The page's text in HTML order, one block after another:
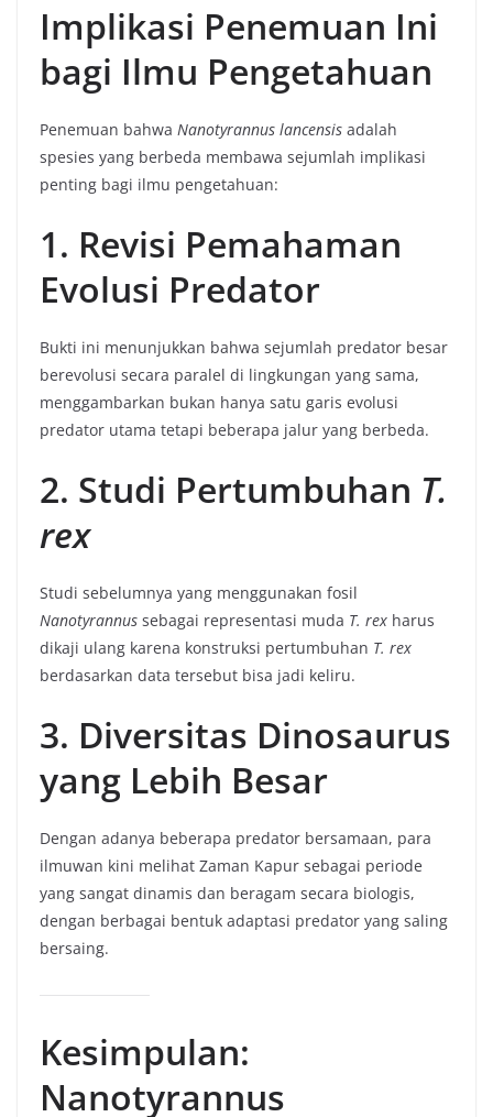
Implikasi Penemuan Ini
bagi Ilmu Pengetahuan
Penemuan bahwa Nanotyrannus lancensis adalah
spesies yang berbeda membawa sejumlah implikasi
penting bagi ilmu pengetahuan:
1. Revisi Pemahaman
Evolusi Predator
Bukti ini menunjukkan bahwa sejumlah predator besar
berevolusi secara paralel di lingkungan yang sama,
menggambarkan bukan hanya satu garis evolusi
predator utama tetapi beberapa jalur yang berbeda.
2. Studi Pertumbuhan T.
rex
Studi sebelumnya yang menggunakan fosil
Nanotyrannus sebagai representasi muda T. rex harus
dikaji ulang karena konstruksi pertumbuhan T. rex
berdasarkan data tersebut bisa jadi keliru.
3. Diversitas Dinosaurus
yang Lebih Besar
Dengan adanya beberapa predator bersamaan, para
ilmuwan kini melihat Zaman Kapur sebagai periode
yang sangat dinamis dan beragam secara biologis,
dengan berbagai bentuk adaptasi predator yang saling
bersaing.
Kesimpulan:
Nanotyrannus